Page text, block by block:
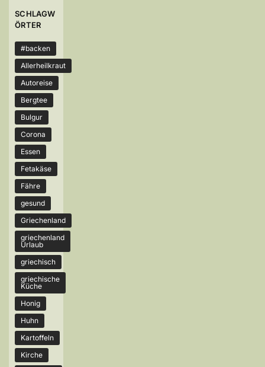
SCHLAGW
ÖRTER
#backen
Allerheilkraut
Autoreise
Bergtee
Bulgur
Corona
Essen
Fetakäse
Fähre
gesund
Griechenland
griechenland
Urlaub
griechisch
griechische
Küche
Honig
Huhn
Kartoffeln
Kirche